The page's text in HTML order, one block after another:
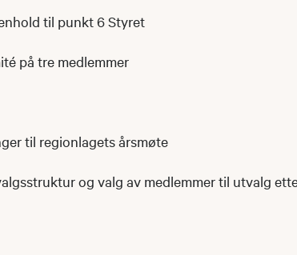
til punkt 6 Styret
på tre medlemmer
til regionlagets årsmøte
og valg av medlemmer til utvalg